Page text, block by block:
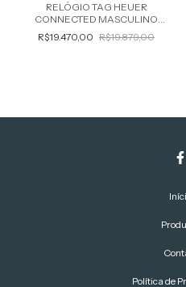
RELÓGIO TAG HEUER
CONNECTED MASCULINO
SBG8A10.BT6219
R$19.470,00 R$19.879,00
Política de